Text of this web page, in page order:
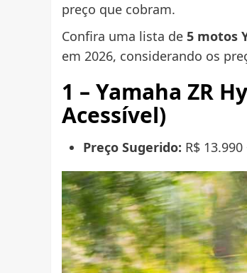
preço que cobram.
Confira uma lista de 5 motos
em 2026, considerando os
1 – Yamaha ZR
Acessível)
Preço Sugerido: R$